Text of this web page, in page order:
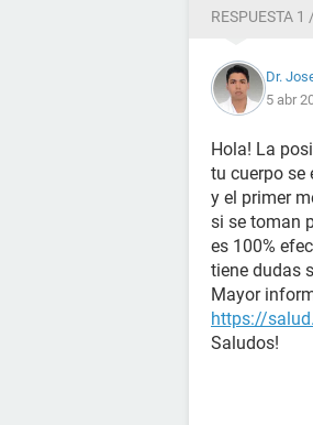
RESPUESTA 1
Dr.
5 abr
Hola! La
tu cuerpo se
y el primer
si se toman
es 100%
tiene dudas
Mayor
https://
Saludos!